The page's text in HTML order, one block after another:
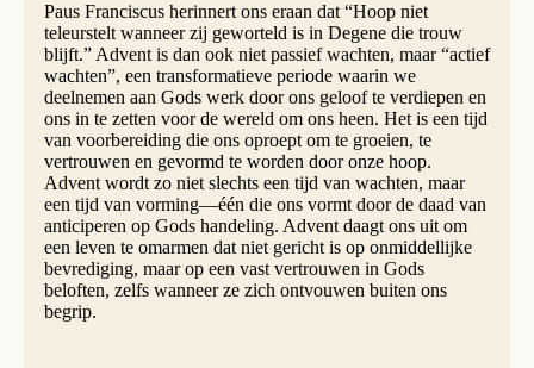
Paus Franciscus herinnert ons eraan dat “Hoop niet
teleurstelt wanneer zij geworteld is in Degene die trouw
blijft.” Advent is dan ook niet passief wachten, maar “actief
wachten”, een transformatieve periode waarin we
deelnemen aan Gods werk door ons geloof te verdiepen en
ons in te zetten voor de wereld om ons heen. Het is een tijd
van voorbereiding die ons oproept om te groeien, te
vertrouwen en gevormd te worden door onze hoop.
Advent wordt zo niet slechts een tijd van wachten, maar
een tijd van vorming—één die ons vormt door de daad van
anticiperen op Gods handeling. Advent daagt ons uit om
een leven te omarmen dat niet gericht is op onmiddellijke
bevrediging, maar op een vast vertrouwen in Gods
beloften, zelfs wanneer ze zich ontvouwen buiten ons
begrip.